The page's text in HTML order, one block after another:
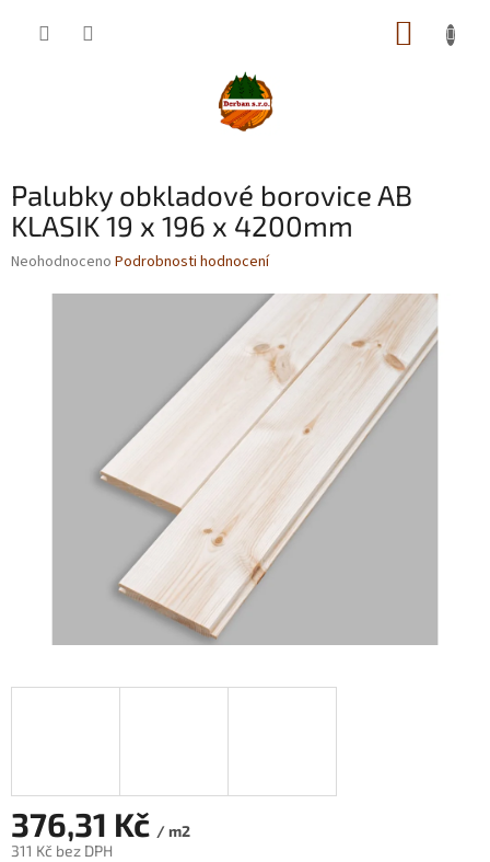
Palubky obkladové borovice AB
KLASIK 19 x 196 x 4200mm
Průměrné
Neohodnoceno Podrobnosti hodnocení
376,31 Kč / m2
311 Kč bez DPH